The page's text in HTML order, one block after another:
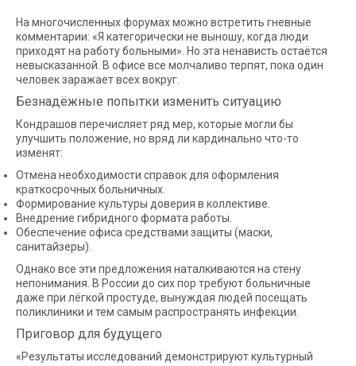
На многочисленных форумах можно встретить гневные
комментарии: «Я категорически не выношу, когда люди
приходят на работу больными». Но эта ненависть остаётся
невысказанной. В офисе все молчаливо терпят, пока один
человек заражает всех вокруг.
Безнадёжные попытки изменить ситуацию
Кондрашов перечисляет ряд мер, которые могли бы
улучшить положение, но вряд ли кардинально что-то
изменят:
Отмена необходимости справок для оформления
краткосрочных больничных.
Формирование культуры доверия в коллективе.
Внедрение гибридного формата работы.
Обеспечение офиса средствами защиты (маски,
санитайзеры).
Однако все эти предложения наталкиваются на стену
непонимания. В России до сих пор требуют больничные
даже при лёгкой простуде, вынуждая людей посещать
поликлиники и тем самым распространять инфекции.
Приговор для будущего
«Результаты исследований демонстрируют культурный